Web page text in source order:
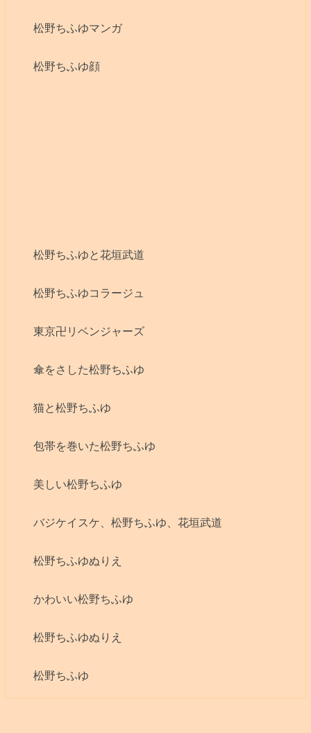
松野ちふゆマンガ
松野ちふゆ顔
松野ちふゆと花垣武道
松野ちふゆコラージュ
東京卍リベンジャーズ
傘をさした松野ちふゆ
猫と松野ちふゆ
包帯を巻いた松野ちふゆ
美しい松野ちふゆ
バジケイスケ、松野ちふゆ、花垣武道
松野ちふゆぬりえ
かわいい松野ちふゆ
松野ちふゆぬりえ
松野ちふゆ